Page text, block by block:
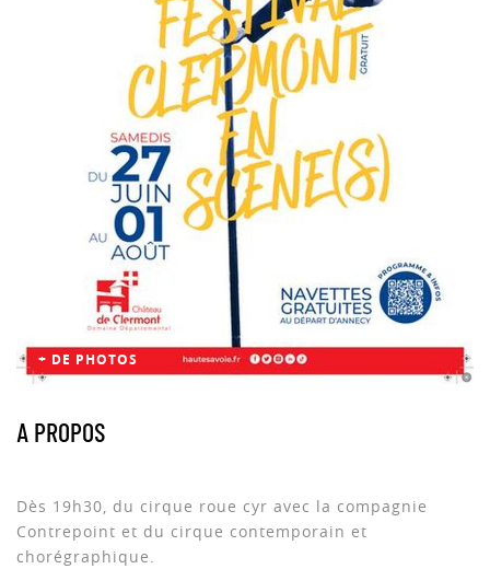
+ DE PHOTOS
A PROPOS
Dès 19h30, du cirque roue cyr avec la compagnie
Contrepoint et du cirque contemporain et
chorégraphique.